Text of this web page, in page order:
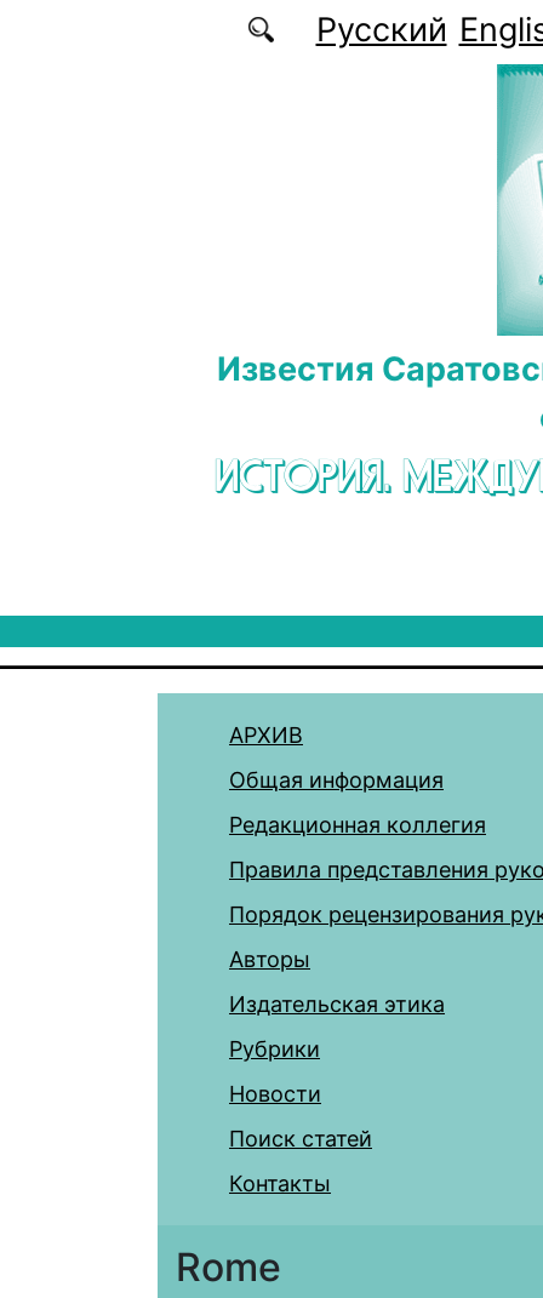
Перейти к основному содержаниюРусский
Известия
ИСТОРИЯ.
АРХИВ
Общая информация
Редакционная коллегия
Правила представления
Порядок рецензирования
Авторы
Издательская этика
Рубрики
Новости
Поиск статей
Контакты
Rome